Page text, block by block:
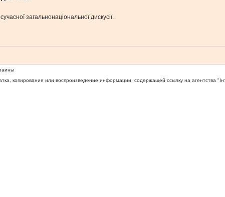
загальнонаціональної дискусії.
копирование или воспроизведение информации, содержащей ссылку на агентства